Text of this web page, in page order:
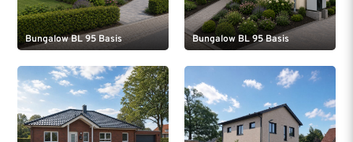
Bungalow BL 95 Basis Bungalow BL 95 Basis